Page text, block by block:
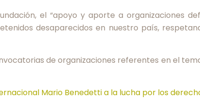
el “apoyo y aporte a organizaciones
desaparecidos en nuestro país,
de organizaciones referentes en el
Mario Benedetti a la lucha por los